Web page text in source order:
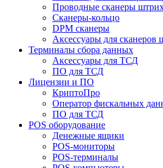
Проводные сканеры
Сканеры-кольцо
DPM сканеры
Аксессуары для сканеров
Терминалы сбора данных
Аксессуары для ТСД
ПО для ТСД
Лицензии и ПО
КриптоПро
Оператор фискальных
ПО для ТСД
POS оборудование
Денежные ящики
POS-мониторы
POS-терминалы